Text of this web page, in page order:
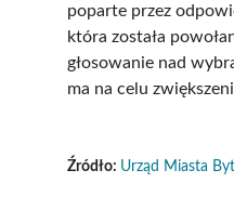
poparte przez
która została
głosowanie nad
ma na celu
Źródło: Urząd Miasta